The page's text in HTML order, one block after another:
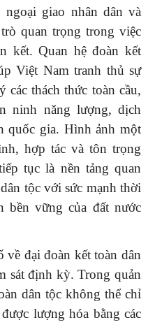
giao nhân dân và
quan trọng trong việc
kết. Quan hệ đoàn kết
Việt Nam tranh thủ sự
thách thức toàn cầu,
ninh năng lượng, dịch
quốc gia. Hình ảnh một
hợp tác và tôn trọng
tục là nền tảng quan
tộc với sức mạnh thời
bền vững của đất nước
về đại đoàn kết toàn dân
sát định kỳ. Trong quản
dân tộc không thể chỉ
lượng hóa bằng các